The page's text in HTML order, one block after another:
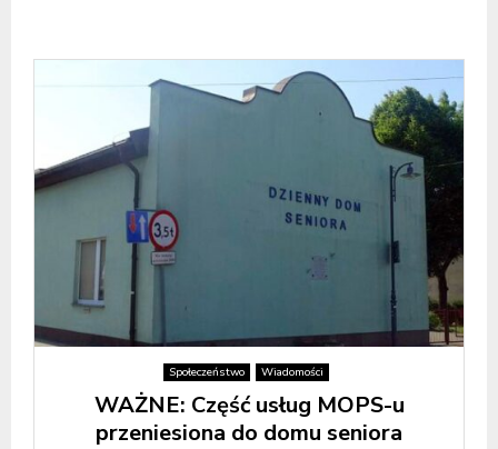
Społeczeństwo Wiadomości
WAŻNE: Część usług MOPS-u
przeniesiona do domu seniora